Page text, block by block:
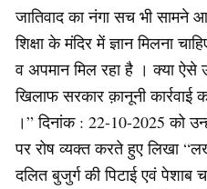
जातिवाद का नंगा सच भी सामने
शिक्षा के मंदिर में ज्ञान मिलना
व अपमान मिल रहा है । क्या ऐसे
खिलाफ सरकार क़ानूनी कार्रवाई
।” दिनांक : 22-10-2025 को
पर रोष व्यक्त करते हुए लिखा
दलित बुजुर्ग की पिटाई एवं पेशाब